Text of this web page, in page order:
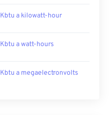
Kbtu a kilowatt-hour
Kbtu a watt-hours
Kbtu a megaelectronvolts